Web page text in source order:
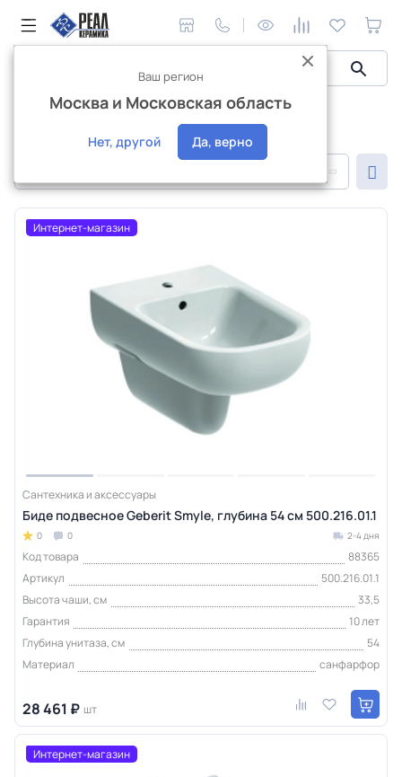
Сантехника и аксессуары Сантехника из Швейцарии
Сантехника из Швейцарии
Интернет-магазин
Сантехника и аксессуары
Биде подвесное Geberit Smyle, глубина 54 см 500.216.01.1
0 0 2-4 дня
Код товара
88365
Артикул
500.216.01.1
Высота чаши, см
33,5
Гарантия
10 лет
Глубина унитаза, см
54
Материал
санфарфор
28 461 ₽ шт
Интернет-магазин
Ваш регион
Москва и Московская область
Нет, другой Да, верно